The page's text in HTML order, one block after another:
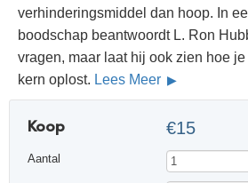
verhinderingsmiddel dan hoop. In
boodschap beantwoordt L. Ron
vragen, maar laat hij ook zien hoe
kern oplost. Lees Meer
Koop €15
Aantal